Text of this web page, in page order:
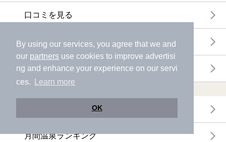
By using our services, you agree that we and
our partners use cookies to improve advertisi
ng and enhance your experience on our servi
ces.
Learn more
OK
口コミを見る
特集
ニフティ温泉からのお知らせ
年間温泉ランキング
月間温泉ランキング